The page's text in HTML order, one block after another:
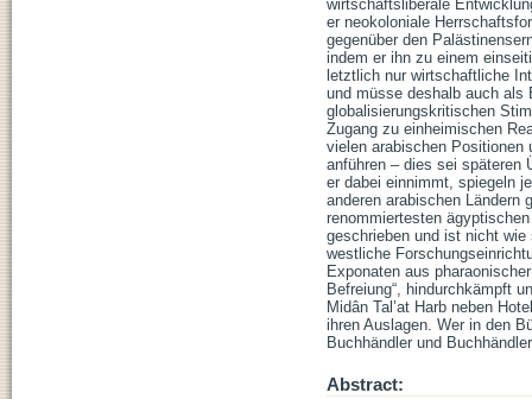
wirtschaftsliberale
er neokoloniale
gegenüber den
indem er ihn zu einem
letztlich nur wirtschaftliche
und müsse deshalb auch als
globalisierungskritischen
Zugang zu einheimischen
vielen arabischen Positionen
anführen – dies sei späteren
er dabei einnimmt, spiegeln
anderen arabischen Ländern
renommiertesten
geschrieben und ist nicht wie
westliche
Exponaten aus
Befreiung“, hindurchkämpft
Midân Tal’at Harb neben
ihren Auslagen. Wer in den
Buchhändler und
Abstract: